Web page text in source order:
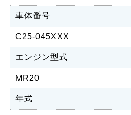
車体番号
C25-045XXX
エンジン型式
MR20
年式